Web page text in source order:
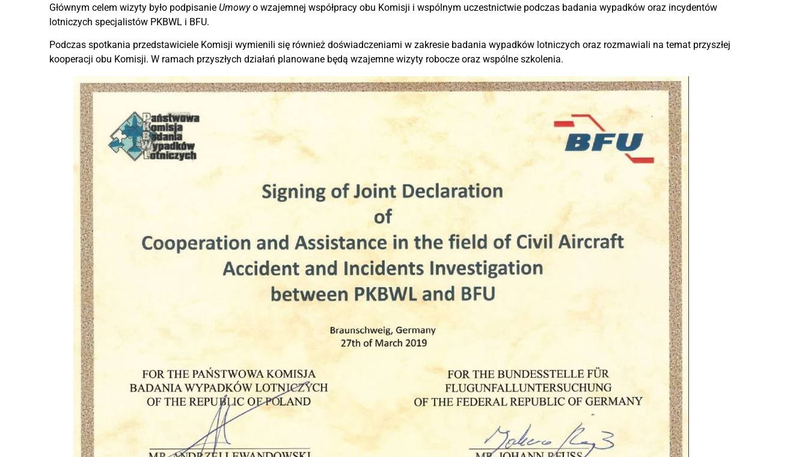
Głównym celem wizyty było podpisanie Umowyo wzajemnej współpracy obu Komisji i wspólnym uczestnictwie podczas badania wypadków oraz incydentów
lotniczych specjalistów PKBWL i BFU.
Podczas spotkania przedstawiciele Komisji wymienili się również doświadczeniami w zakresie badania wypadków lotniczych oraz rozmawiali na temat przyszłej
kooperacji obu Komisji. W ramach przyszłych działań planowane będą wzajemne wizyty robocze oraz wspólne szkolenia.